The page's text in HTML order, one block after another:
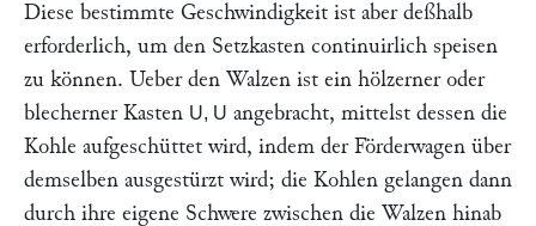
Diese bestimmte Geschwindigkeit ist aber deßhalb
erforderlich, um den Setzkasten continuirlich speisen
zu können. Ueber den Walzen ist ein hölzerner oder
blecherner Kasten U, U angebracht, mittelst dessen die
Kohle aufgeschüttet wird, indem der Förderwagen über
demselben ausgestürzt wird; die Kohlen gelangen dann
durch ihre eigene Schwere zwischen die Walzen hinab